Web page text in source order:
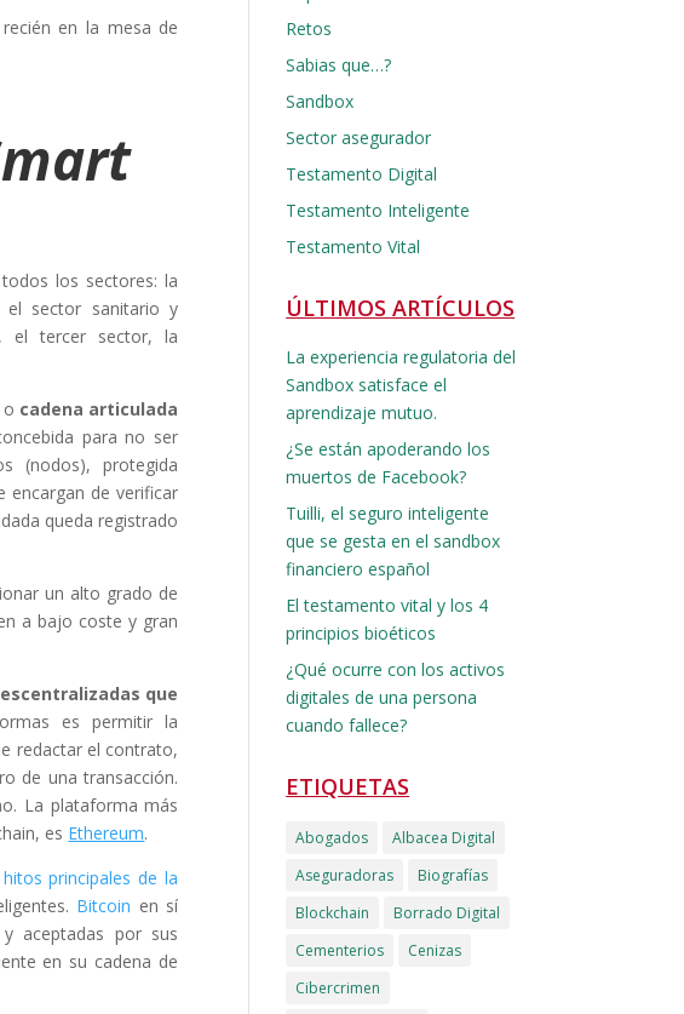
en la mesa de
los sectores: la
el sector sanitario y
el tercer sector, la
o cadena articulada
para no ser
(nodos), protegida
encargan de verificar
queda registrado
un alto grado de
a bajo coste y gran
que
es permitir la
redactar el contrato,
de una transacción.
La plataforma más
es Ethereum.
principales de la
Bitcoin en sí
aceptadas por sus
en su cadena de
Retos
Sabias que…?
Sandbox
Sector asegurador
Testamento Digital
Testamento Inteligente
Testamento Vital
ÚLTIMOS ARTÍCULOS
La experiencia regulatoria del
Sandbox satisface el
aprendizaje mutuo.
¿Se están apoderando los
muertos de Facebook?
Tuilli, el seguro inteligente
que se gesta en el sandbox
financiero español
El testamento vital y los 4
principios bioéticos
¿Qué ocurre con los activos
digitales de una persona
cuando fallece?
ETIQUETAS
Abogados
Albacea Digital
Aseguradoras
Biografías
Blockchain
Borrado Digital
Cementerios
Cenizas
Cibercrimen